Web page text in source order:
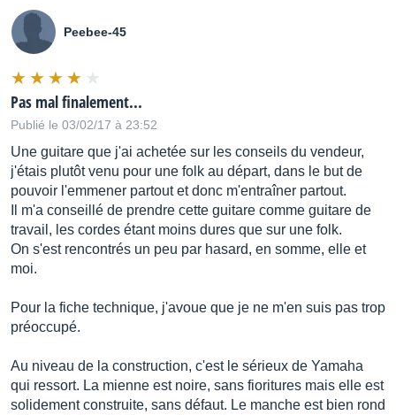
Peebee-45
Pas mal finalement...
Publié le 03/02/17 à 23:52
Une guitare que j'ai achetée sur les conseils du vendeur,
j'étais plutôt venu pour une folk au départ, dans le but de
pouvoir l'emmener partout et donc m'entraîner partout.
Il m'a conseillé de prendre cette guitare comme guitare de
travail, les cordes étant moins dures que sur une folk.
On s'est rencontrés un peu par hasard, en somme, elle et
moi.
Pour la fiche technique, j'avoue que je ne m'en suis pas trop
préoccupé.
Au niveau de la construction, c'est le sérieux de Yamaha
qui ressort. La mienne est noire, sans fioritures mais elle est
solidement construite, sans défaut. Le manche est bien rond